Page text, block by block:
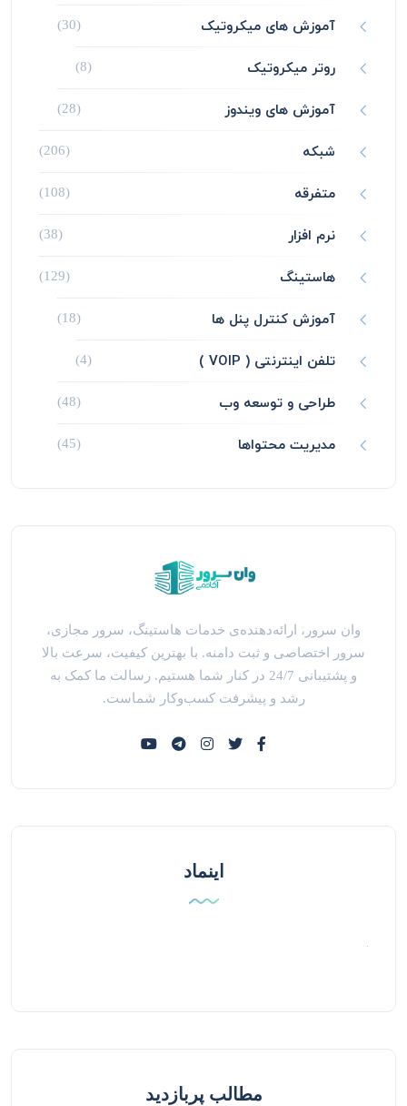
آموزش های میکروتیک
روتر میکروتیک
آموزش های ویندوز
شبکه
متفرقه
نرم افزار
هاستینگ
آموزش کنترل پنل ها
تلفن اینترنتی ( VOIP )
طراحی و توسعه وب
مدیریت محتواها
وان سرور، ارائه‌دهنده‌ی خدمات هاستینگ، سرور مجازی،
سرور اختصاصی و ثبت دامنه. با بهترین کیفیت، سرعت بالا
و پشتیبانی 24/7 در کنار شما هستیم. رسالت ما کمک به
رشد و پیشرفت کسب‌وکار شماست.
اینماد
مطالب پربازدید